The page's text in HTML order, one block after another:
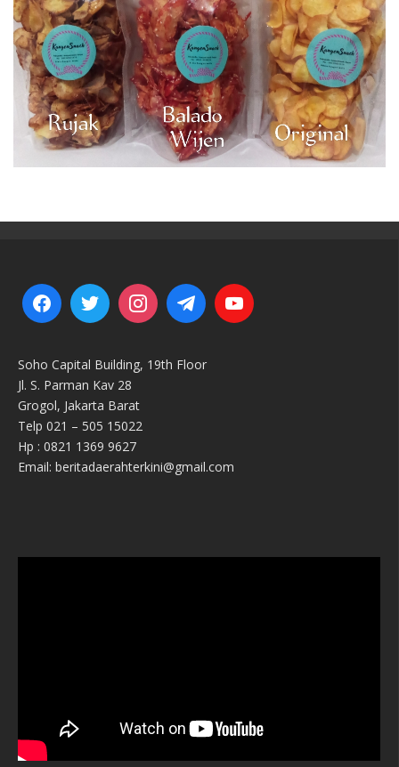
Soho Capital Building, 19th Floor
Jl. S. Parman Kav 28
Grogol, Jakarta Barat
Telp 021 – 505 15022
Hp : 0821 1369 9627
Email: beritadaerahterkini@gmail.com